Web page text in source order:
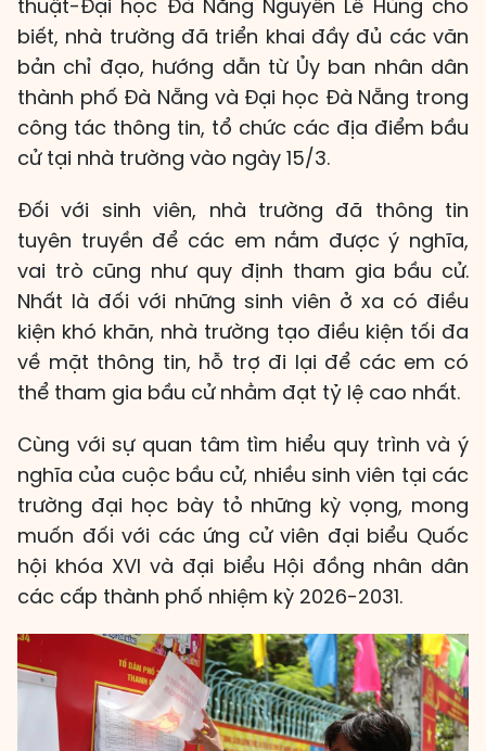
thuật-Đại học Đà Nẵng Nguyễn Lê Hùng cho
biết, nhà trường đã triển khai đầy đủ các văn
bản chỉ đạo, hướng dẫn từ Ủy ban nhân dân
thành phố Đà Nẵng và Đại học Đà Nẵng trong
công tác thông tin, tổ chức các địa điểm bầu
cử tại nhà trường vào ngày 15/3.
Đối với sinh viên, nhà trường đã thông tin
tuyên truyền để các em nắm được ý nghĩa,
vai trò cũng như quy định tham gia bầu cử.
Nhất là đối với những sinh viên ở xa có điều
kiện khó khăn, nhà trường tạo điều kiện tối đa
về mặt thông tin, hỗ trợ đi lại để các em có
thể tham gia bầu cử nhằm đạt tỷ lệ cao nhất.
Cùng với sự quan tâm tìm hiểu quy trình và ý
nghĩa của cuộc bầu cử, nhiều sinh viên tại các
trường đại học bày tỏ những kỳ vọng, mong
muốn đối với các ứng cử viên đại biểu Quốc
hội khóa XVI và đại biểu Hội đồng nhân dân
các cấp thành phố nhiệm kỳ 2026-2031.